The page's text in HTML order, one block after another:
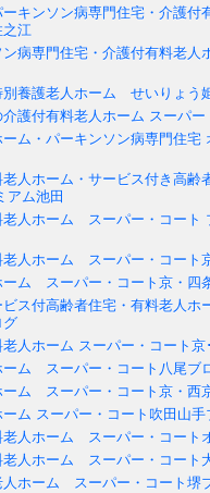
ーキンソン病専門住宅・介護
之江
ン病専門住宅・介護付有料老
別養護老人ホーム せいりょう
護付有料老人ホーム スーパ
ム・パーキンソン病専門住宅
老人ホーム・サービス付き高
アム池田
老人ホーム スーパー・コート
老人ホーム スーパー・コート
ーム スーパー・コート京・四
ス付高齢者住宅・有料老人ホ
グ
人ホーム スーパー・コート京
ーム スーパー・コート八尾ブ
ーム スーパー・コート京・西
ム スーパー・コート吹田山手
老人ホーム スーパー・コート
老人ホーム スーパー・コート
人ホーム スーパー・コート堺